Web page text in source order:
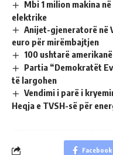
Mbi 1 milion makina
elektrike
Anijet-gjeneratorë në
euro për mirëmbajtjen
100 ushtarë
Partia “Demokratët
të largohen
Vendimi i parë i
Heqja e TVSH-së për
Facebook